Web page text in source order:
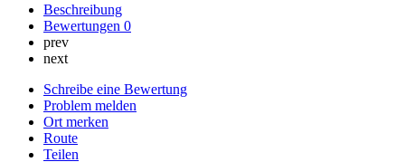
Beschreibung
Bewertungen 0
prev
next
Schreibe eine Bewertung
Problem melden
Ort merken
Route
Teilen